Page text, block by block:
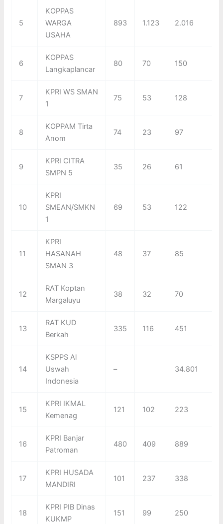
5
KOPPAS
WARGA
USAHA
893 1.123 2.016
6
KOPPAS
Langkaplancar
80 70 150
7
KPRI WS SMAN
1
75 53 128
8
KOPPAM Tirta
Anom
74 23 97
9
KPRI CITRA
SMPN 5
35 26 61
10
KPRI
SMEAN/SMKN
1
69 53 122
11
KPRI
HASANAH
SMAN 3
48 37 85
12
RAT Koptan
Margaluyu
38 32 70
13
RAT KUD
Berkah
335 116 451
14
KSPPS Al
Uswah
Indonesia
– 34.801
15
KPRI IKMAL
Kemenag
121 102 223
16
KPRI Banjar
Patroman
480 409 889
17
KPRI HUSADA
MANDIRI
101 237 338
18
KPRI PIB Dinas
KUKMP
151 99 250